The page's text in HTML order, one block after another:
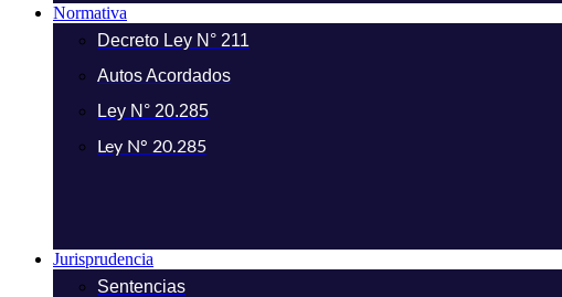
Normativa
Decreto Ley N° 211
Autos Acordados
Ley N° 20.285
Ley N° 20.285
Jurisprudencia
Sentencias